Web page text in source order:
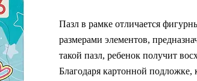
Пазл в рамке отличается
размерами элементов,
такой пазл, ребенок получит
Благодаря картонной подложке,